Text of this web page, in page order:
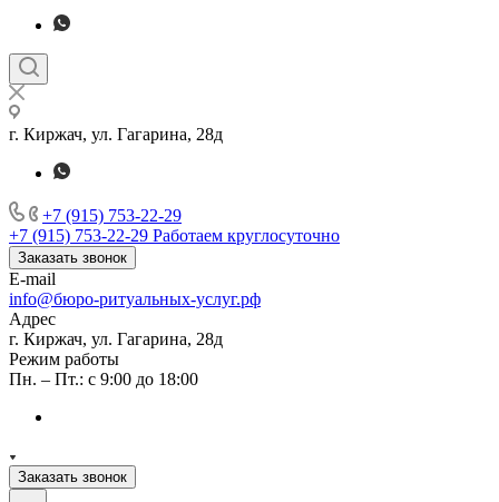
г. Киржач, ул. Гагарина, 28д
+7 (915) 753-22-29
+7 (915) 753-22-29 Работаем круглосуточно
Заказать звонок
E-mail
info@бюро-ритуальных-услуг.рф
Адрес
г. Киржач, ул. Гагарина, 28д
Режим работы
Пн. – Пт.: с 9:00 до 18:00
Заказать звонок